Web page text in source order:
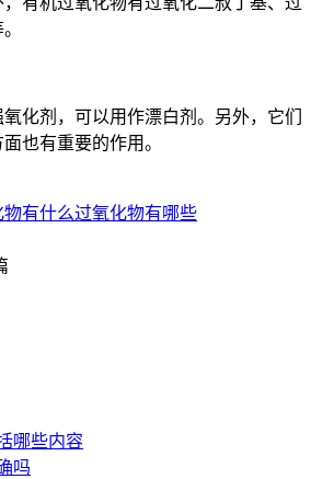
剂，可以用作漂白剂。另外，它们
也有重要的作用。
有什么过氧化物有哪些
哪些内容
吗